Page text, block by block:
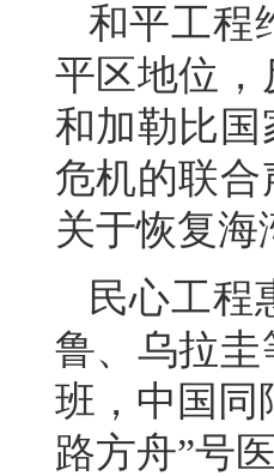
和平工程
平区地位
和加勒比
危机的联
关于恢复海
民心工程
鲁、乌拉圭
班，中国同
路方舟”号